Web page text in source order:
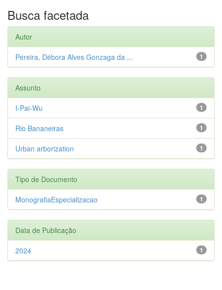
Busca facetada
Autor
1
Pereira, Débora Alves Gonzaga da ...
Assunto
1
I-Pai-Wu
1
Rio Bananeiras
1
Urban arborization
Tipo de Documento
1
MonografiaEspecializacao
Data de Publicação
1
2024